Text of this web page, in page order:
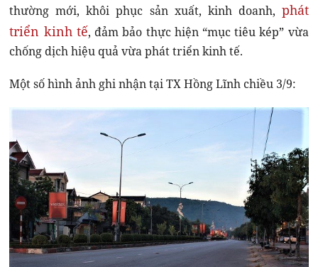
thường mới, khôi phục sản xuất, kinh doanh, phát
triển kinh tế, đảm bảo thực hiện “mục tiêu kép” vừa
chống dịch hiệu quả vừa phát triển kinh tế.
Một số hình ảnh ghi nhận tại TX Hồng Lĩnh chiều 3/9: